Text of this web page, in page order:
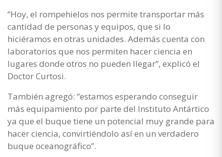
“Hoy, el rompehielos nos permite transportar más
cantidad de personas y equipos, que si lo
hiciéramos en otras unidades. Además cuenta con
laboratorios que nos permiten hacer ciencia en
lugares donde otros no pueden llegar”, explicó el
Doctor Curtosi.
También agregó: “estamos esperando conseguir
más equipamiento por parte del Instituto Antártico
ya que el buque tiene un potencial muy grande para
hacer ciencia, convirtiéndolo así en un verdadero
buque oceanográfico”.